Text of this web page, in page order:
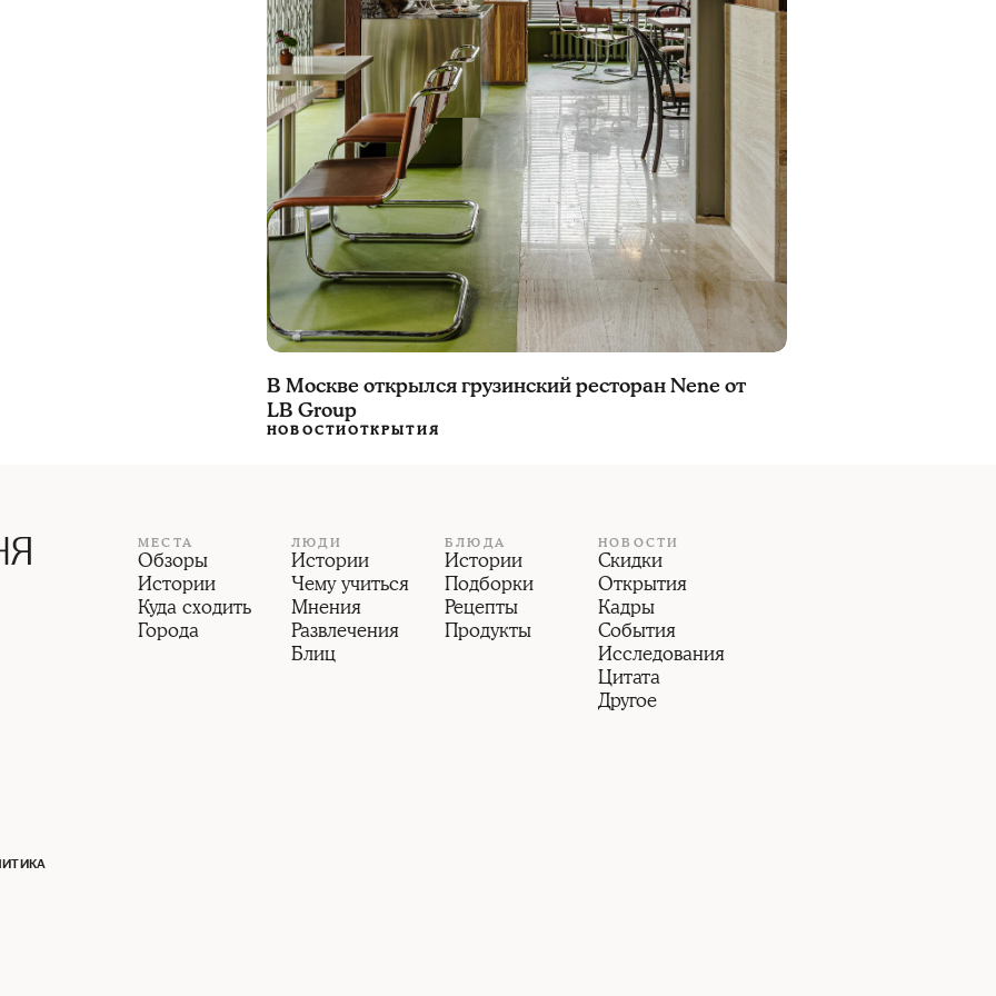
В Москве открылся грузинский ресторан Nene от
LB Group
НОВОСТИОТКРЫТИЯ
МЕСТА
Обзоры
Истории
Куда сходить
Города
ЛЮДИ
Истории
Чему учиться
Мнения
Развлечения
Блиц
БЛЮДА
Истории
Подборки
Рецепты
Продукты
НОВОСТИ
Скидки
Открытия
Кадры
События
Исследования
Цитата
Другое